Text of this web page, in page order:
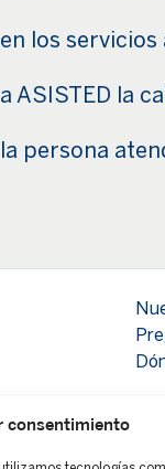
consentimiento
los
ASISTED la
la persona